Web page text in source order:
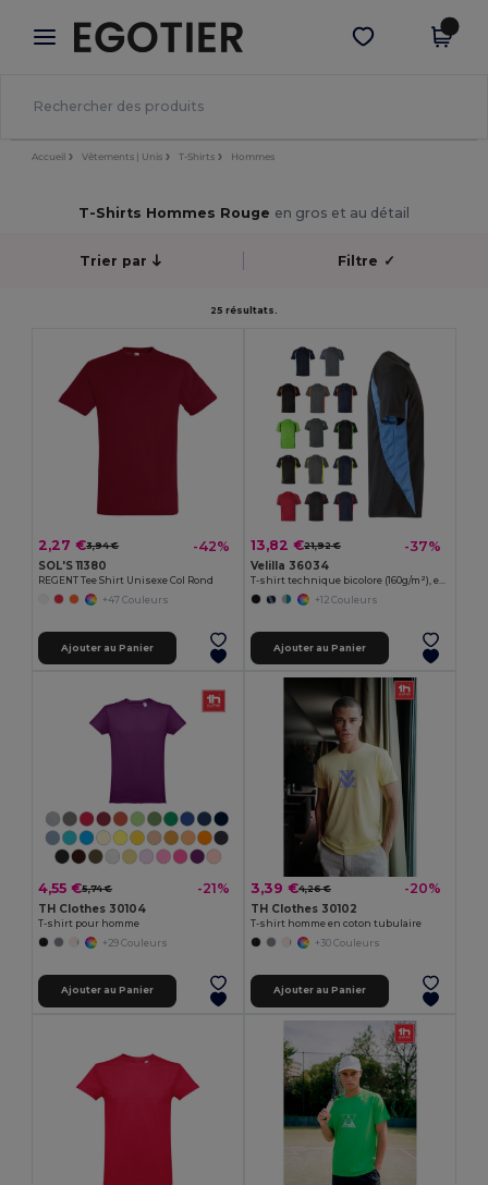
× Appli Egotier
Meilleurs prix sur l’app !
Obtenir l'appli
Accueil Vêtements | Unis T-Shirts Hommes
T-Shirts Hommes Rouge en gros et au détail
Trier par Filtre ✓
25 résultats.
2,27 €3,94 € -42%
SOL'S 11380
REGENT Tee Shirt Unisexe Col Rond
+47 Couleurs
Ajouter au Panier
13,82 €21,92 € -37%
Velilla 36034
T-shirt technique bicolore (160g/m²), en polyester (100%)
+12 Couleurs
Ajouter au Panier
4,55 €5,74 € -21%
TH Clothes 30104
T-shirt pour homme
+29 Couleurs
Ajouter au Panier
3,39 €4,26 € -20%
TH Clothes 30102
T-shirt homme en coton tubulaire
+30 Couleurs
Ajouter au Panier